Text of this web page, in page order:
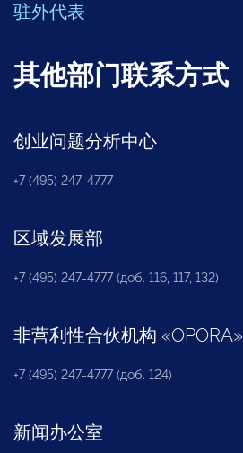
驻外代表
其他部门联系方式
创业问题分析中心
+7 (495) 247-4777
区域发展部
+7 (495) 247-4777 (доб. 116, 117, 132)
非营利性合伙机构 «OPORA»
+7 (495) 247-4777 (доб. 124)
新闻办公室